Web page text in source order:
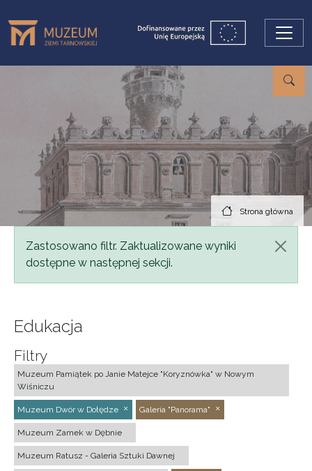
Strona główna
Komunikat
Zastosowano filtr. Zaktualizowane wyniki
dostępne w następnej sekcji.
Edukacja
Filtry
Muzeum Pamiątek po Janie Matejce "Koryznówka" w Nowym
Wiśniczu
Muzeum Dwór w Dołędze Galeria "Panorama"
Muzeum Zamek w Dębnie
Muzeum Ratusz - Galeria Sztuki Dawnej